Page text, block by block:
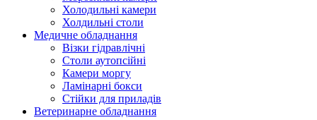
Холодильні камери
Холдильні столи
Медичне обладнання
Візки гідравлічні
Столи аутопсійні
Камери моргу
Ламінарні бокси
Стійки для приладів
Ветеринарне обладнання